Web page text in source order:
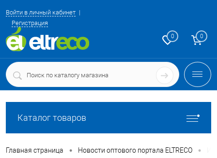
Войти в личный кабинет
Регистрация
0 0
Каталог товаров
Главная страница • Новости оптового портала ELTRECO •